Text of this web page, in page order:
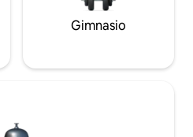
Gimnasio